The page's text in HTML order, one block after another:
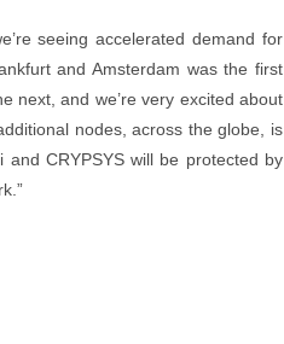
seeing accelerated demand for
and Amsterdam was the first
next, and we’re very excited about
nodes, across the globe, is
CRYPSYS will be protected by